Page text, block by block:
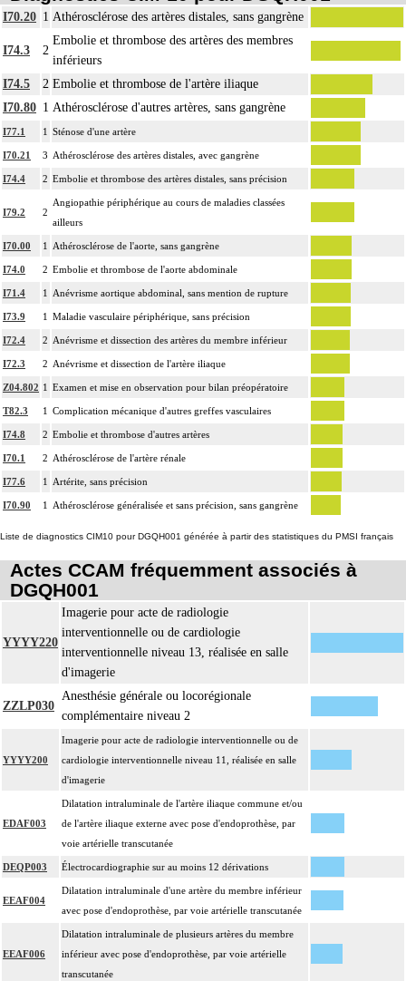
thoracotomie latérale, thoracotomie postérieure.
La circulation extracorporelle [CEC] pour acte intrathoracique inclut, pour le
chirurgien, l'installation, la conduite de la circulation extracorporelle, et son
ablation. Elle inclut les responsabilités suivantes :
- décision de l'indication et choix de la technique
- choix du débit de CEC
- décision d'arrêt circulatoire
- définition des protocoles de remplissage
- décision de cardioplégie
- décision d'assistance circulatoire.
La suture d'un vaisseau inclut l'angioplastie d'élargissement.
Le pontage artériel inclut la thromboendartériectomie de contigüité.
Les actes sur le thorax, par thoracoscopie incluent l'évacuation de collection
intrathoracique associée, la pose de drain pleural et/ou péricardique.
Les actes sur le thorax, par thoracotomie incluent l'évacuation de collection
intrathoracique associée, la pose de drain pleural et/ou péricardique.
Les actes avec dérivation vasculaire [shunt] incluent la pose d'une dérivation
inerte ou pulsée, et son ablation.
Facturation : les suppléments de numérisation ou la radioscopie de longue
durée sous ampli de brillance (chapitre 19) ne peuvent pas être facturés avec les
actes diagnostiques ou thérapeutiques de radiologie vasculaire
I70.20 1 Athérosclérose des artères distales, sans gangrène
I74.3 2
Embolie et thrombose des artères des membres
inférieurs
I74.5
2 Embolie et thrombose de l'artère iliaque
I70.80 1 Athérosclérose d'autres artères, sans gangrène
I77.1 1 Sténose d'une artère
I70.21 3 Athérosclérose des artères distales, avec gangrène
I74.4 2 Embolie et thrombose des artères distales, sans précision
I79.2 2
Angiopathie périphérique au cours de maladies classées
ailleurs
I70.00 1 Athérosclérose de l'aorte, sans gangrène
I74.0 2 Embolie et thrombose de l'aorte abdominale
I71.4 1 Anévrisme aortique abdominal, sans mention de rupture
I73.9 1 Maladie vasculaire périphérique, sans précision
I72.4 2 Anévrisme et dissection des artères du membre inférieur
I72.3 2 Anévrisme et dissection de l'artère iliaque
Z04.802 1 Examen et mise en observation pour bilan préopératoire
T82.3 1 Complication mécanique d'autres greffes vasculaires
I74.8 2 Embolie et thrombose d'autres artères
I70.1 2 Athérosclérose de l'artère rénale
I77.6 1 Artérite, sans précision
I70.90 1 Athérosclérose généralisée et sans précision, sans gangrène
Liste de diagnostics CIM10 pour DGQH001 générée à partir des statistiques du PMSI français
Actes CCAM fréquemment associés à
DGQH001
YYYY220
Imagerie pour acte de radiologie
interventionnelle ou de cardiologie
interventionnelle niveau 13, réalisée en salle
d'imagerie
ZZLP030
Anesthésie générale ou locorégionale
complémentaire niveau 2
YYYY200
Imagerie pour acte de radiologie interventionnelle ou de
cardiologie interventionnelle niveau 11, réalisée en salle
d'imagerie
EDAF003
Dilatation intraluminale de l'artère iliaque commune et/ou
de l'artère iliaque externe avec pose d'endoprothèse, par
voie artérielle transcutanée
DEQP003 Électrocardiographie sur au moins 12 dérivations
EEAF004
Dilatation intraluminale d'une artère du membre inférieur
avec pose d'endoprothèse, par voie artérielle transcutanée
EEAF006
Dilatation intraluminale de plusieurs artères du membre
inférieur avec pose d'endoprothèse, par voie artérielle
transcutanée